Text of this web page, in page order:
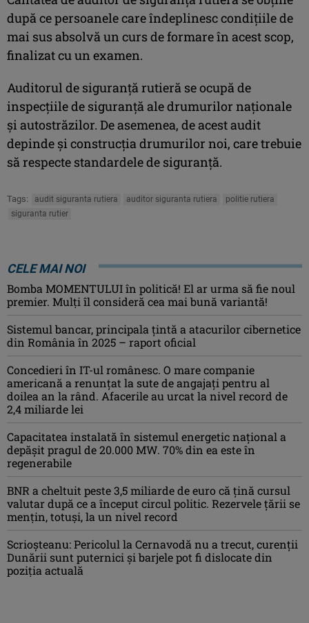
după ce persoanele care îndeplinesc condiţiile de
mai sus absolvă un curs de formare în acest scop,
finalizat cu un examen.
Auditorul de siguranţă rutieră se ocupă de
inspecţiile de siguranţă ale drumurilor naţionale
şi autostrăzilor. De asemenea, de acest audit
depinde şi construcţia drumurilor noi, care trebuie
să respecte standardele de siguranţă.
Tags: audit siguranta rutiera auditor siguranta rutiera
politie rutiera
siguranta rutier
CELE MAI NOI
Bomba MOMENTULUI în politică! El ar urma să fie noul
premier. Mulți îl consideră cea mai bună variantă!
Sistemul bancar, principala țintă a atacurilor cibernetice
din România în 2025 – raport oficial
Concedieri în IT-ul românesc. O mare companie
americană a renunțat la sute de angajați pentru al
doilea an la rând. Afacerile au urcat la nivel record de
2,4 miliarde lei
Capacitatea instalată în sistemul energetic național a
depășit pragul de 20.000 MW. 70% din ea este în
regenerabile
BNR a cheltuit peste 3,5 miliarde de euro că țină cursul
valutar după ce a început circul politic. Rezervele țării se
mențin, totuși, la un nivel record
Scrioșteanu: Pericolul la Cernavodă nu a trecut, curenţii
Dunării sunt puternici şi barjele pot fi dislocate din
poziţia actuală